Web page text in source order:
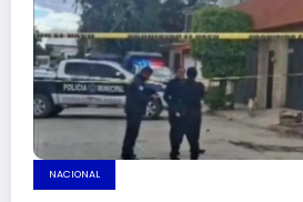
NACIONAL